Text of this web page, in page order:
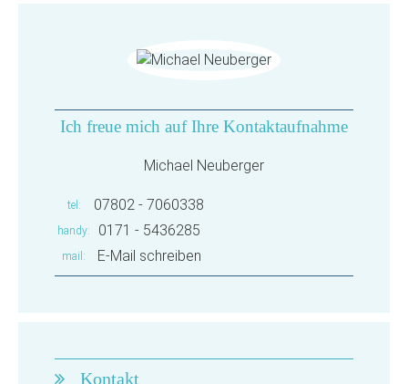
Ich freue mich auf Ihre Kontaktaufnahme
Michael Neuberger
tel 07802 - 7060338
handy 0171 - 5436285
mail E-Mail schreiben
Kontakt